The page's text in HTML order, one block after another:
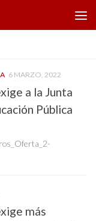
6 MARZO, 2022
a la Junta
Pública
más